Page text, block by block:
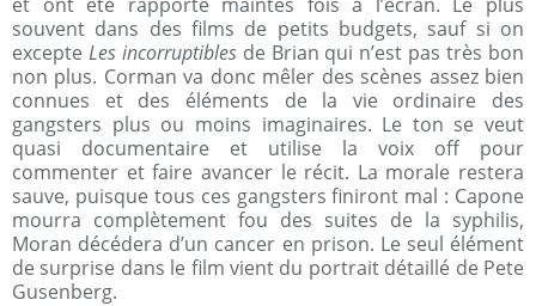
souvent dans des films de petits budgets, sauf si on
excepte Les incorruptibles de Brian qui n’est pas très bon
non plus. Corman va donc mêler des scènes assez bien
connues et des éléments de la vie ordinaire des
gangsters plus ou moins imaginaires. Le ton se veut
quasi documentaire et utilise la voix off pour
commenter et faire avancer le récit. La morale restera
sauve, puisque tous ces gangsters finiront mal : Capone
mourra complètement fou des suites de la syphilis,
Moran décédera d’un cancer en prison. Le seul élément
de surprise dans le film vient du portrait détaillé de Pete
Gusenberg.